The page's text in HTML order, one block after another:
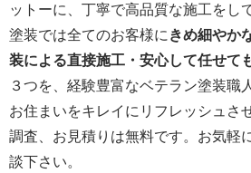
ットーに、丁寧で高品質な施工をし
塗装では全てのお客様に きめ細やか
装による直接施工・安心して任せて
３つを、経験豊富なベテラン塗装職
お住まいをキレイにリフレッシュさ
調査、お見積りは無料です。お気軽
談下さい。